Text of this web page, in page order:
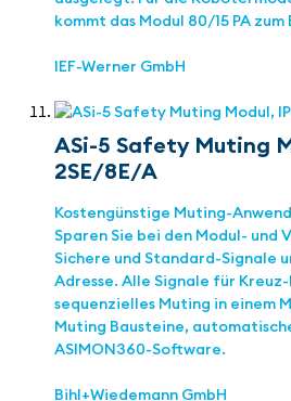
kommt das Modul 80/15 PA zum
IEF-Werner GmbH
ASi-5 Safety Muting
2SE/8E/A
Kostengünstige Muting-
Sparen Sie bei den Modul- und
Sichere und Standard-Signale
Adresse. Alle Signale für
sequenzielles Muting in einem
Muting Bausteine,
ASIMON360-Software.
Bihl+Wiedemann GmbH